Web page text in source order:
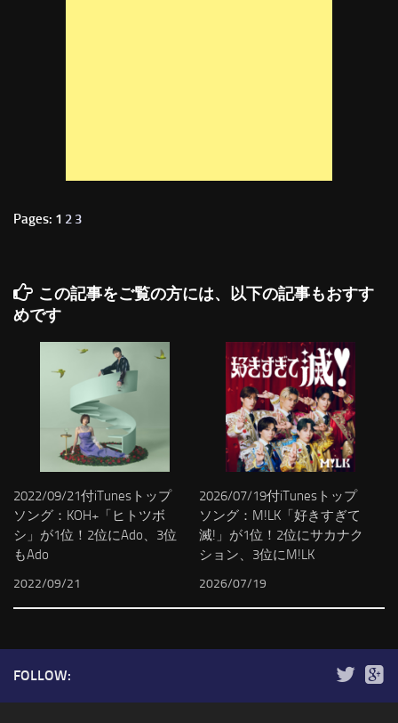
Pages: 1 2 3
この記事をご覧の方には、以下の記事もおすす
めです
2022/09/21付iTunesトップ
ソング：KOH+「ヒトツボ
シ」が1位！2位にAdo、3位
もAdo
2022/09/21
2026/07/19付iTunesトップ
ソング：M!LK「好きすぎて
滅!」が1位！2位にサカナク
ション、3位にM!LK
2026/07/19
FOLLOW: